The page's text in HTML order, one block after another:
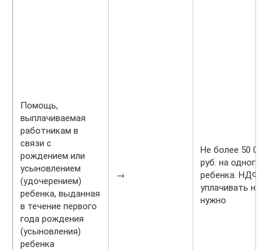
Помощь,
выплачиваемая
работникам в
связи с
рождением или
усыновлением
(удочерением)
ребенка, выданная
в течение первого
года рождения
(усыновления)
ребенка
→
Не более 50 000
руб. на одного
ребенка. НДФЛ
уплачивать не
нужно